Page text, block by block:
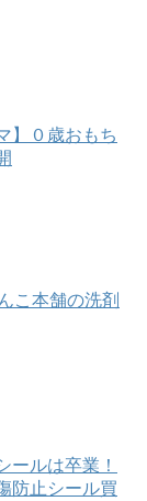
】０歳おもち
こ本舗の洗剤
ールは卒業！
防止シール買